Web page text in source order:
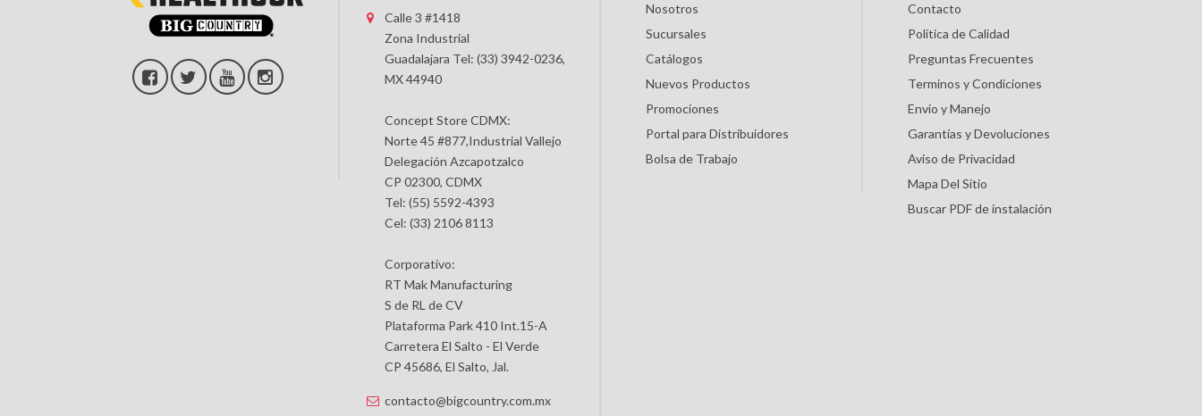
Calle 3 #1418
Zona Industrial
Guadalajara Tel: (33) 3942-0236,
MX 44940
Concept Store CDMX:
Norte 45 #877,Industrial Vallejo
Delegación Azcapotzalco
CP 02300, CDMX
Tel: (55) 5592-4393
Cel: (33) 2106 8113
Corporativo:
RT Mak Manufacturing
S de RL de CV
Plataforma Park 410 Int.15-A
Carretera El Salto - El Verde
CP 45686, El Salto, Jal.
contacto@bigcountry.com.mx
Nosotros
Sucursales
Catálogos
Nuevos Productos
Promociones
Portal para Distribuidores
Bolsa de Trabajo
Contacto
Política de Calidad
Preguntas Frecuentes
Terminos y Condiciones
Envio y Manejo
Garantías y Devoluciones
Aviso de Privacidad
Mapa Del Sitio
Buscar PDF de instalación